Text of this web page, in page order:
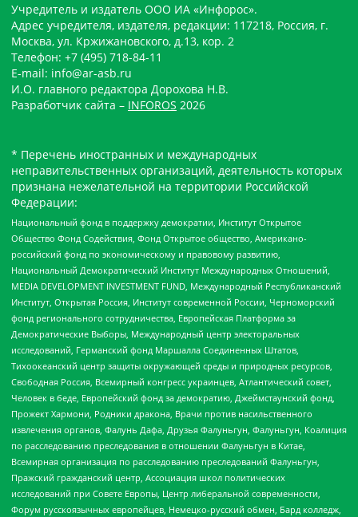
Учредитель и издатель ООО ИА «Инфорос».
Адрес учредителя, издателя, редакции: 117218, Россия, г.
Москва, ул. Кржижановского, д.13, кор. 2
Телефон: +7 (495) 718-84-11
E-mail: info@ar-asb.ru
И.О. главного редактора Дорохова Н.В.
Разработчик сайта – INFOROS 2026
* Перечень иностранных и международных
неправительственных организаций, деятельность которых
признана нежелательной на территории Российской
Федерации:
Национальный фонд в поддержку демократии, Институт Открытое
Общество Фонд Содействия, Фонд Открытое общество, Американо-
российский фонд по экономическому и правовому развитию,
Национальный Демократический Институт Международных Отношений,
MEDIA DEVELOPMENT INVESTMENT FUND, Международный Республиканский
Институт, Открытая Россия, Институт современной России, Черноморский
фонд регионального сотрудничества, Европейская Платформа за
Демократические Выборы, Международный центр электоральных
исследований, Германский фонд Маршалла Соединенных Штатов,
Тихоокеанский центр защиты окружающей среды и природных ресурсов,
Свободная Россия, Всемирный конгресс украинцев, Атлантический совет,
Человек в беде, Европейский фонд за демократию, Джеймстаунский фонд,
Прожект Хармони, Родники дракона, Врачи против насильственного
извлечения органов, Фалунь Дафа, Друзья Фалуньгун, Фалуньгун, Коалиция
по расследованию преследования в отношении Фалуньгун в Китае,
Всемирная организация по расследованию преследований Фалуньгун,
Пражский гражданский центр, Ассоциация школ политических
исследований при Совете Европы, Центр либеральной современности,
Форум русскоязычных европейцев, Немецко-русский обмен, Бард колледж,